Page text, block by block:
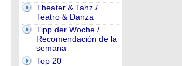
Theater & Tanz /
Teatro & Danza
Tipp der Woche /
Recomendación de la
semana
Top 20